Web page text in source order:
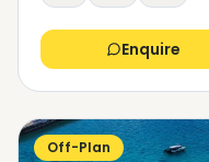
Enquire
Off-Plan